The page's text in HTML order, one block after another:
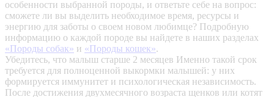
особенности выбранной породы, и ответьте себе на вопрос:
сможете ли вы выделить необходимое время, ресурсы и
энергию для заботы о своем новом любимце? Подробную
информацию о каждой породе вы найдете в наших разделах
«Породы собак» и «Породы кошек».
Убедитесь, что малыш старше 2 месяцев Именно такой срок
требуется для полноценной выкормки малышей: у них
формируется иммунитет и психологическая независимость.
После достижения двухмесячного возраста щенков или котят